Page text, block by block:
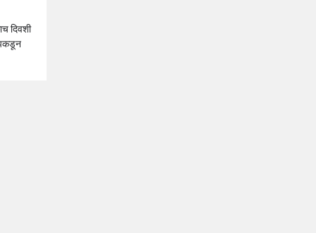
दिवशी